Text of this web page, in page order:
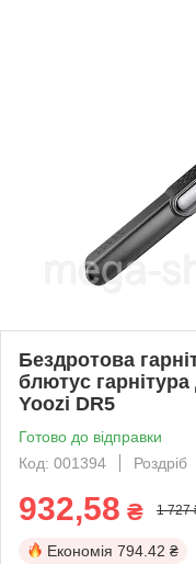
Бездротова
блютус
Yoozi DR5
Готово до відправки
Код: 001394
Роздріб
932,58 ₴ 1 727
Економія 794.42 ₴